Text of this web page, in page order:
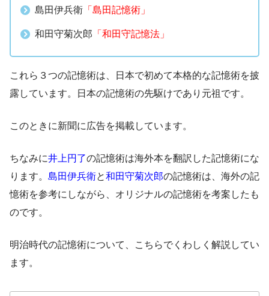
島田伊兵衛 「島田記憶術」
和田守菊次郎 「和田守記憶法」
これら３つの記憶術は、日本で初めて本格的な記憶術を披
露しています。日本の記憶術の先駆けであり元祖です。
このときに新聞に広告を掲載しています。
ちなみに井上円了の記憶術は海外本を翻訳した記憶術にな
ります。 島田伊兵衛と和田守菊次郎の記憶術は、海外の記
憶術を参考にしながら、オリジナルの記憶術を考案したも
のです。
明治時代の記憶術について、こちらでくわしく解説してい
ます。